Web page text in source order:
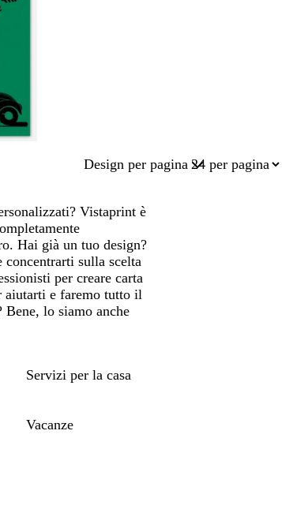
Design per pagina
Vistaprint è
Hai già un tuo design?
concentrarti sulla scelta
per creare carta
aiutarti e faremo tutto il
Bene, lo siamo anche
Servizi per la casa
Vacanze